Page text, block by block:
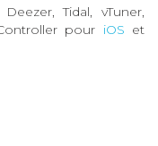
Tidal, vTuner,
pour iOS et